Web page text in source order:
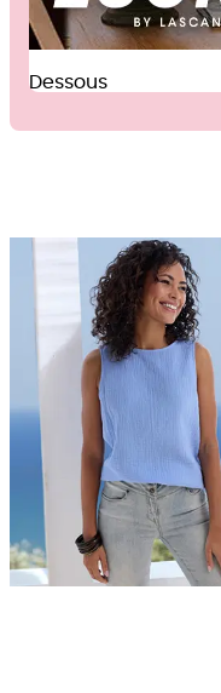
Dessous